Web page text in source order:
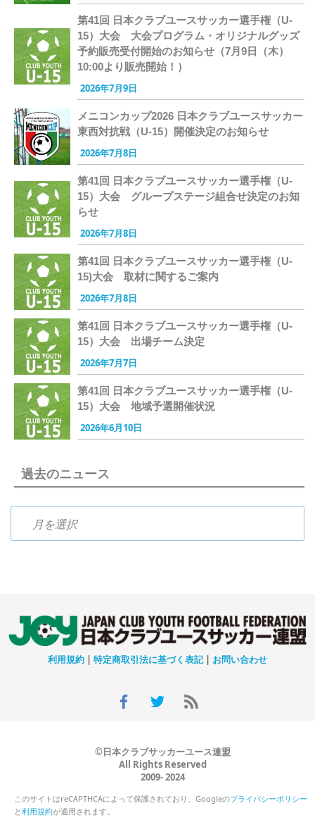
第41回 日本クラブユースサッカー選手権（U-
15）大会 大会プログラム・オリジナルグッズ
予約販売受付開始のお知らせ（7月9日（木）
10:00より販売開始！）
2026年7月9日
メニコンカップ2026 日本クラブユースサッカー
東西対抗戦（U-15）開催決定のお知らせ
2026年7月8日
第41回 日本クラブユースサッカー選手権（U-
15）大会 グループステージ組合せ決定のお知
らせ
2026年7月8日
第41回 日本クラブユースサッカー選手権（U-
15)大会 取材に関するご案内
2026年7月8日
第41回 日本クラブユースサッカー選手権（U-
15）大会 出場チーム決定
2026年7月7日
第41回 日本クラブユースサッカー選手権（U-
15）大会 地域予選開催状況
2026年6月10日
過去のニュース
利用規約 | 特定商取引法に基づく表記| お問い合わせ
©日本クラブサッカーユース連盟
All Rights Reserved
2009- 2024
このサイトはreCAPTHCAによって保護されており、Googleのプライバシーポリシー
と利用規約が適用されます。